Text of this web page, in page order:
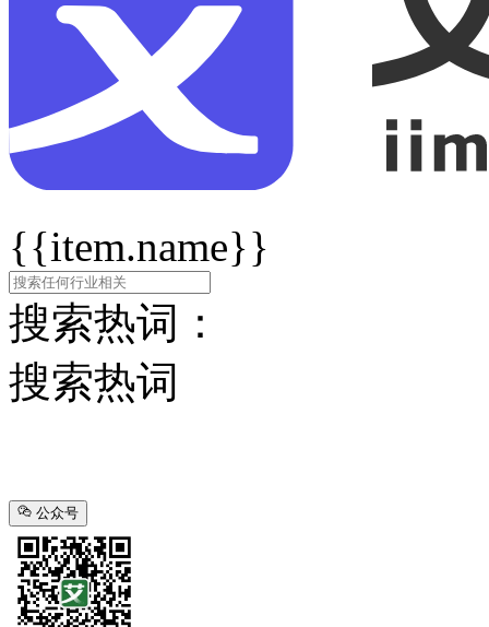
{{item.name}}
搜索热词：
搜索热词
公众号